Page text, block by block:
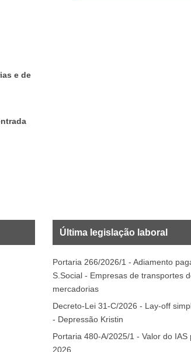
e de
Última legislação laboral
Portaria 266/2026/1 - Adiamento
S.Social - Empresas de transportes
mercadorias
Decreto-Lei 31-C/2026 - Lay-off
- Depressão Kristin
Portaria 480-A/2025/1 - Valor do IAS
2026